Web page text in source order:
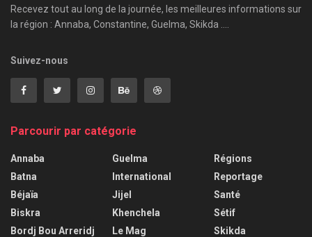
Recevez tout au long de la journée, les meilleures informations sur
la région : Annaba, Constantine, Guelma, Skikda ....
Suivez-nous
Parcourir par catégorie
Annaba
Batna
Béjaïa
Biskra
Bordj Bou Arreridj
Guelma
International
Jijel
Khenchela
Le Mag
Régions
Reportage
Santé
Sétif
Skikda